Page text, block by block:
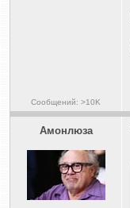
Сообщений: >10K
Амонлюза